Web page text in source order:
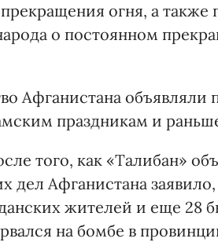
огня, а также
о постоянном
Афганистана
праздникам и
того, как «Талибан»
дел Афганистана
жителей и еще 28
на бомбе в